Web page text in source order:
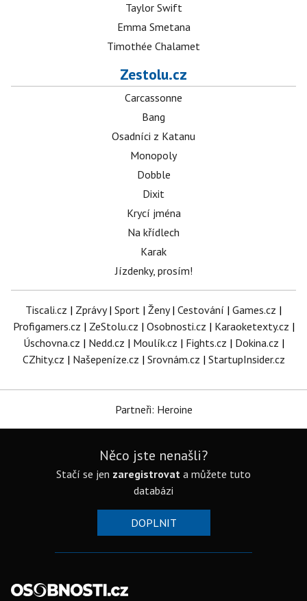
Taylor Swift
Emma Smetana
Timothée Chalamet
Zestolu.cz
Carcassonne
Bang
Osadníci z Katanu
Monopoly
Dobble
Dixit
Krycí jména
Na křídlech
Karak
Jízdenky, prosím!
Tiscali.cz | Zprávy| Sport | Ženy| Cestování | Games.cz |
Profigamers.cz | ZeStolu.cz | Osobnosti.cz | Karaoketexty.cz |
Úschovna.cz | Nedd.cz | Moulík.cz | Fights.cz | Dokina.cz |
CZhity.cz | Našepeníze.cz | Srovnám.cz | StartupInsider.cz
Partneři: Heroine
Něco jste nenašli?
Stačí se jen zaregistrovat a můžete tuto
databázi
DOPLNIT